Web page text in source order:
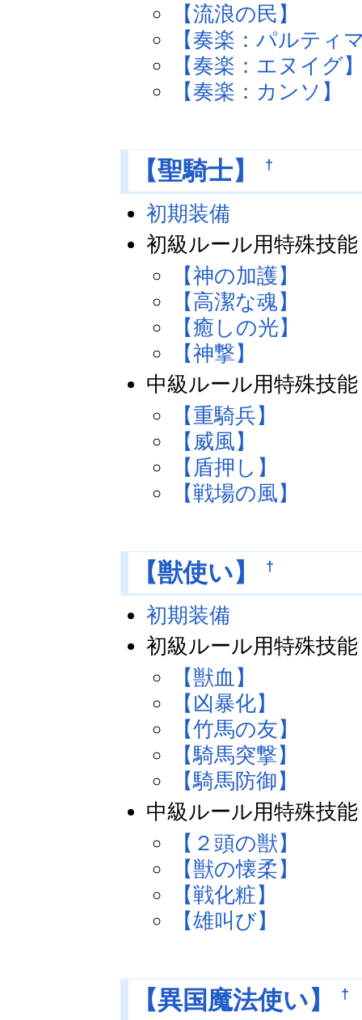
【流浪の民】
【奏楽：パルティ
【奏楽：エヌイグ
【奏楽：カンソ】
【聖騎士】 †
初期装備
初級ルール用特殊技能
【神の加護】
【高潔な魂】
【癒しの光】
【神撃】
中級ルール用特殊技能
【重騎兵】
【威風】
【盾押し】
【戦場の風】
【獣使い】 †
初期装備
初級ルール用特殊技能
【獣血】
【凶暴化】
【竹馬の友】
【騎馬突撃】
【騎馬防御】
中級ルール用特殊技能
【２頭の獣】
【獣の懐柔】
【戦化粧】
【雄叫び】
【異国魔法使い】 †